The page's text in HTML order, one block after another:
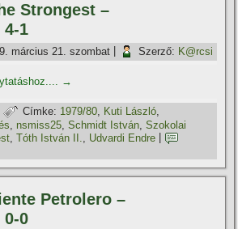
Strongest –
4-1
március 21. szombat Szerző: K@rcsi
→
| Címke: 1979/80 Kuti László
, nsmiss25,Schmidt István,Szokolai
,Tóth István II. Udvardi Endre
Petrolero –
0-0